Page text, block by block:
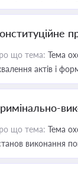
що тема: Тема
актів і
що тема: Тема
виконання